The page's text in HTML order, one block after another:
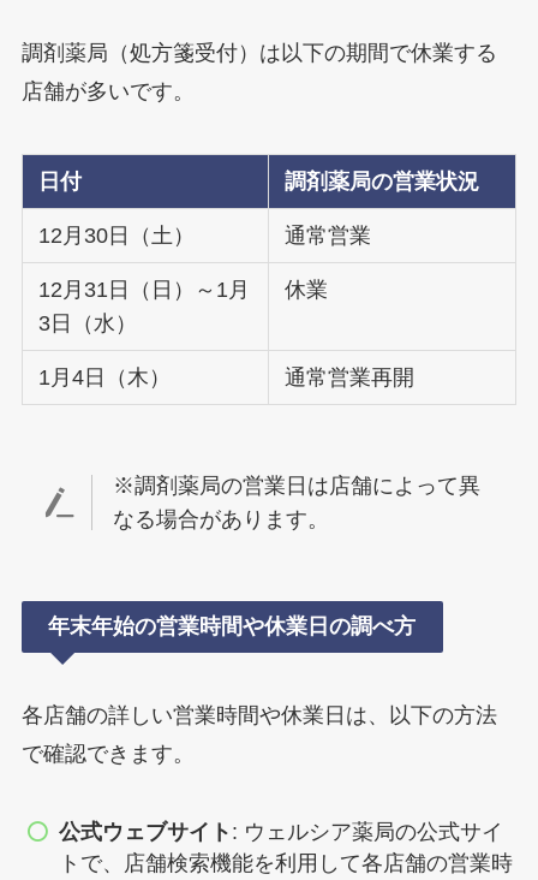
調剤薬局（処方箋受付）は以下の期間で休業する
店舗が多いです。
日付 調剤薬局の営業状況
12月30日（土） 通常営業
12月31日（日）～1月
3日（水）
休業
1月4日（木） 通常営業再開
※調剤薬局の営業日は店舗によって異
なる場合があります。
年末年始の営業時間や休業日の調べ方
各店舗の詳しい営業時間や休業日は、以下の方法
で確認できます。
公式ウェブサイト : ウェルシア薬局の公式サイ
トで、店舗検索機能を利用して各店舗の営業時